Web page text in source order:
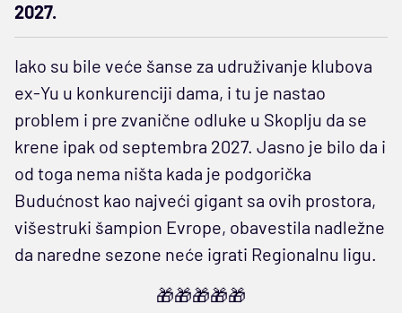
2027.
Iako su bile veće šanse za udruživanje klubova
ex-Yu u konkurenciji dama, i tu je nastao
problem i pre zvanične odluke u Skoplju da se
krene ipak od septembra 2027. Jasno je bilo da i
od toga nema ništa kada je podgorička
Budućnost kao najveći gigant sa ovih prostora,
višestruki šampion Evrope, obavestila nadležne
da naredne sezone neće igrati Regionalnu ligu.
🎁🎁🎁🎁🎁